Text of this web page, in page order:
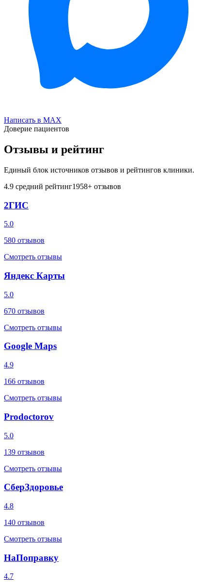
Написать в MAX
Доверие пациентов
Отзывы и рейтинг
Единый блок источников отзывов и рейтингов клиники.
4.9 средний рейтинг1958+ отзывов
2ГИС
5.0
580 отзывов
Смотреть отзывы
Яндекс Карты
5.0
670 отзывов
Смотреть отзывы
Google Maps
4.9
166 отзывов
Смотреть отзывы
Prodoctorov
5.0
139 отзывов
Смотреть отзывы
СберЗдоровье
4.8
140 отзывов
Смотреть отзывы
НаПоправку
4.7